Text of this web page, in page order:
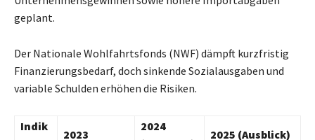
geplant.
Der Nationale Wohlfahrtsfonds (NWF) dämpft kurzfristig
Finanzierungsbedarf, doch sinkende Sozialausgaben und
variable Schulden erhöhen die Risiken.
Indik
2023
2024
2025 (Ausblick)